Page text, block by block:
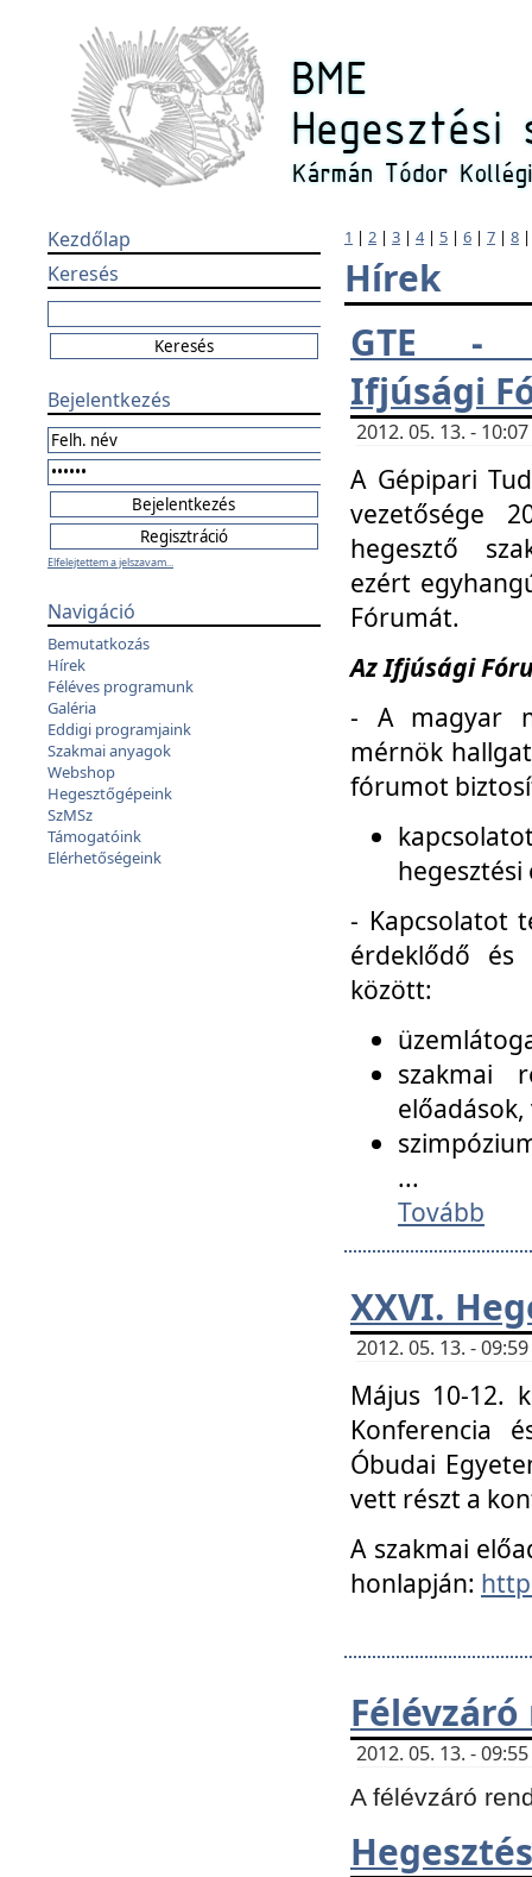
Kezdőlap
Keresés
Bejelentkezés
Elfelejtettem a jelszavam...
Navigáció
Bemutatkozás
Hírek
Féléves programunk
Galéria
Eddigi programjaink
Szakmai anyagok
Webshop
Hegesztőgépeink
SzMSz
Támogatóink
Elérhetőségeink
1 | 2 | 3 | 4| 5 | 6 | 7 | 8
Hírek
GTE -
Ifjúsági
2012. 05. 13. -
A Gépipari
vezetősége
hegesztő
ezért
Fórumát.
Az Ifjúsági
- A magyar
mérnök
fórumot
- Kapcsolatot
érdeklődő és
között:
szakmai
...
Tovább
XXVI.
2012. 05. 13. -
Május 10-12.
Konferencia
Óbudai
vett részt a
A szakmai
honlapján:
2012. 05. 13. -
A félévzáró